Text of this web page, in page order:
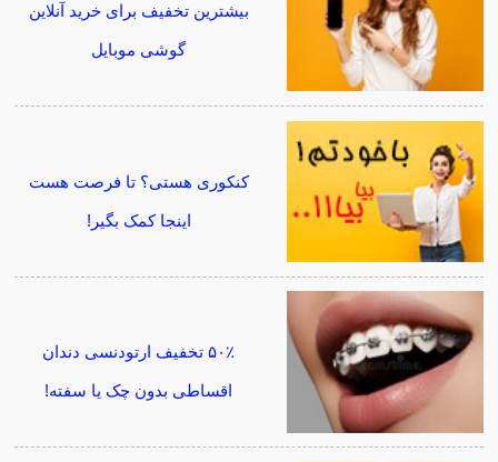
بیشترین تخفیف برای خرید آنلاین
گوشی موبایل
کنکوری هستی؟ تا فرصت هست
اینجا کمک بگیر!
۵۰٪ تخفیف ارتودنسی دندان
اقساطی بدون چک یا سفته!